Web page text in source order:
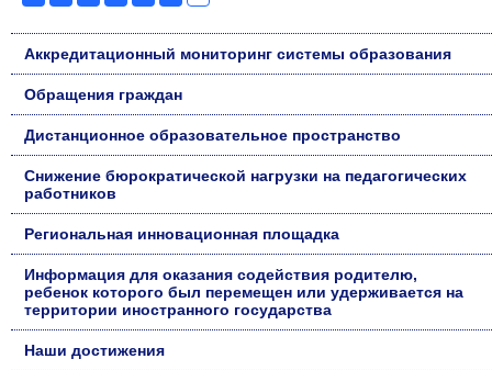
Аккредитационный мониторинг системы образования
Обращения граждан
Дистанционное образовательное пространство
Снижение бюрократической нагрузки на педагогических
работников
Региональная инновационная площадка
Информация для оказания содействия родителю,
ребенок которого был перемещен или удерживается на
территории иностранного государства
Наши достижения